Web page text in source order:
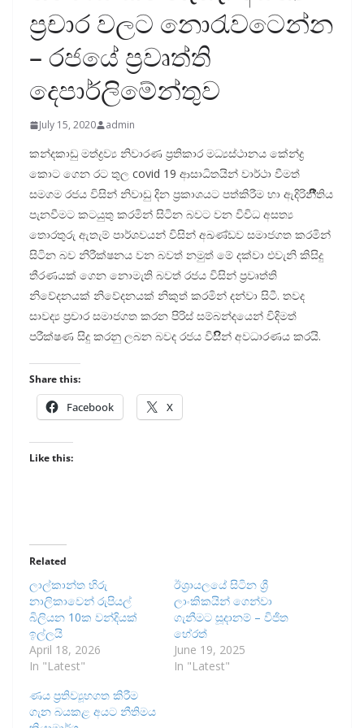
ප්‍රචාර වලට නොරැවටෙන්න
– රජයේ ප්‍රවෘත්ති
දෙපාර්ලිමේන්තුව
July 15, 2020 admin
කන්දකාඩු මත්ද්‍රව්‍ය නිවාරණ ප්‍රතිකාර මධ්‍යස්ථානය කේන්ද්‍ර
කොට ගෙන රට තුල covid 19 ආසාධිතයින් වාර්ථා වීමත්
සමගම රජය විසින් නිවාඩු දින ප්‍රකාශයට පත්කිරීම හා ඇදිරිනීීීීීීීීීීිතිය
පැනවීමට කටයුතු කරමින් සිටින බවට වන විවිධ අසත්‍ය
තොරතුරු ඇතැම් පාර්ශවයන් විසින් අඛණ්ඩව සමාජගත කරමින්
සිටින බව නිරීක්ෂනය වන බවත් නමුත් මේ දක්වා එවැනි කිසිදු
තීරණයක් ගෙන නොමැති බවත් රජය විසින් ප්‍රවෘත්ති
නිවේදනයක් නිවේදනයක් නිකුත් කරමින් දන්වා සිටී. තවද
සාවද්‍ය ප්‍රචාර සමාජගත කරන පිරිස් සම්බන්දයෙන් විදිමත්
පරීක්ෂණ සිදු කරනු ලබන බවද රජය විසිිිිිිිින් අවධාරණය කරයි.
Share this:
Facebook X
Like this:
Related
ලාල්කාන්ත හිරු
නාලිකාවෙන් රුපියල්
බිලියන 10ක වන්දියක්
ඉල්ලයි
April 18, 2026
In "Latest"
ඊශ්‍රායලයේ සිටින ශ්‍රී
ලාංකිකයින් ගෙන්වා
ගැනීමට සූදානම් – විජිත
හේරත්
June 19, 2025
In "Latest"
ණය ප්‍රතිව්‍යූහගත කිරීම
ගැන බයකළ අයට නීතිමය